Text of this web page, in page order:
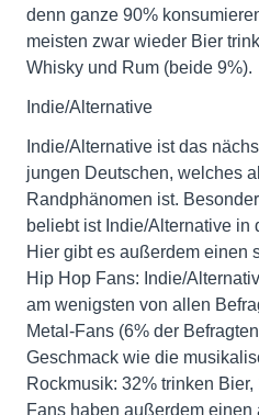
denn ganze 90%
meisten zwar wieder Bier
Whisky und Rum (beide 9%).
Indie/Alternative
Indie/Alternative ist das
jungen Deutschen, welches
Randphänomen ist.
beliebt ist Indie/Alternative in
Hier gibt es außerdem einen
Hip Hop Fans: Indie/
am wenigsten von allen
Metal-Fans (6% der
Geschmack wie die
Rockmusik: 32% trinken
Fans haben außerdem einen